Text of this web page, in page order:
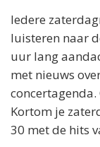
Iedere
luisteren naar
uur lang
met nieuws
Kortom je
30 met de hits